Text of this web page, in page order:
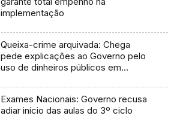
implementação
Queixa-crime arquivada: Chega
pede explicações ao Governo pelo
uso de dinheiros públicos em
Exames Nacionais: Governo recusa
adiar início das aulas do 3º ciclo